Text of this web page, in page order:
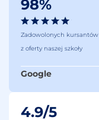
98%
Zadowolonych kursantów
z oferty naszej szkoły
Google
4.9/5